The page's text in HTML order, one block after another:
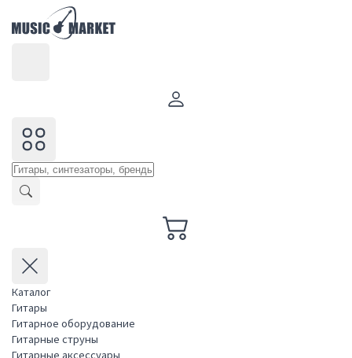
Каталог
Гитары
Гитарное оборудование
Гитарные струны
Гитарные аксессуары